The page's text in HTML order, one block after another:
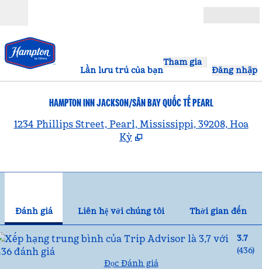
Lần lưu trú của bạn
Tham gia
Đăng nhập
HAMPTON INN JACKSON/SÂN BAY QUỐC TẾ PEARL
1234 Phillips Street, Pearl, Mississippi, 39208, Hoa
Kỳ
Đánh giá Liên hệ với chúng tôi
Thời gian đến
3.7
(436)
Đọc Đánh giá